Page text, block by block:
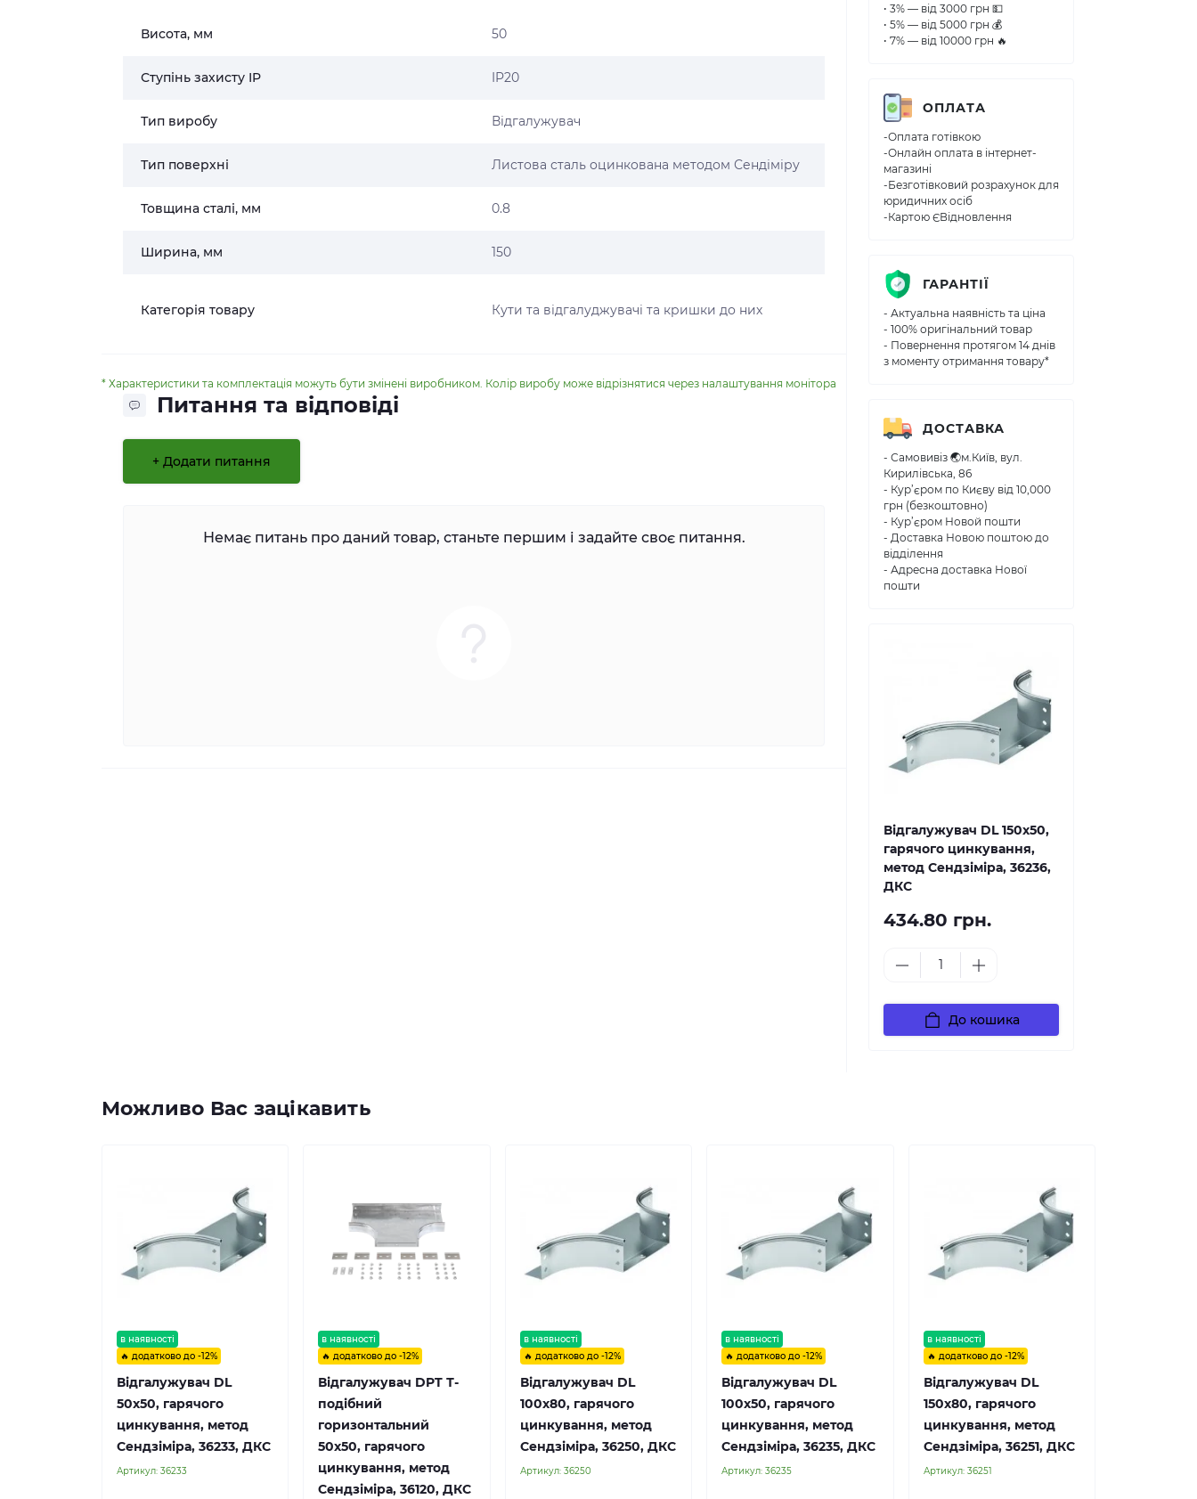
Висота, мм 50
Ступінь захисту IP IP20
Тип виробу Відгалужувач
Тип поверхні Листова сталь оцинкована методом Сендіміру
Товщина сталі, мм 0.8
Ширина, мм 150
Категорія товару Кути та відгалуджувачі та кришки до них
* Характеристики та комплектація можуть бути змінені виробником. Колір виробу може відрізнятися через налаштування монітора
Питання та відповіді
+ Додати питання
Немає питань про даний товар, станьте першим і задайте своє питання.
• 3% — від 3000 грн 💵
• 5% — від 5000 грн 💰
• 7% — від 10000 грн 🔥
ОПЛАТА
-Оплата готівкою
-Онлайн оплата в інтернет-
магазині
-Безготівковий розрахунок для
юридичних осіб
-Картою ЄВідновлення
ГАРАНТІЇ
- Актуальна наявність та ціна
- 100% оригінальний товар
- Повернення протягом 14 днів
з моменту отримання товару*
ДОСТАВКА
- Самовивіз 🌏м.Київ, вул.
Кирилівська, 86
- Кур’єром по Києву від 10,000
грн (безкоштовно)
- Кур’єром Новой пошти
- Доставка Новою поштою до
відділення
- Адресна доставка Нової
пошти
Відгалужувач DL 150х50,
гарячого цинкування,
метод Сендзіміра, 36236,
ДКС
434.80 грн.
До кошика
Можливо Вас зацікавить
в наявності
🔥 додатково до -12%
Відгалужувач DL
50х50, гарячого
цинкування, метод
Сендзіміра, 36233, ДКС
Артикул: 36233
в наявності
🔥 додатково до -12%
Відгалужувач DPT Т-
подібний
горизонтальний
50х50, гарячого
цинкування, метод
Сендзіміра, 36120, ДКС
в наявності
🔥 додатково до -12%
Відгалужувач DL
100х80, гарячого
цинкування, метод
Сендзіміра, 36250, ДКС
Артикул: 36250
в наявності
🔥 додатково до -12%
Відгалужувач DL
100х50, гарячого
цинкування, метод
Сендзіміра, 36235, ДКС
Артикул:36235
в наявності
🔥 додатково до -12%
Відгалужувач DL
150х80, гарячого
цинкування, метод
Сендзіміра, 36251, ДКС
Артикул: 36251